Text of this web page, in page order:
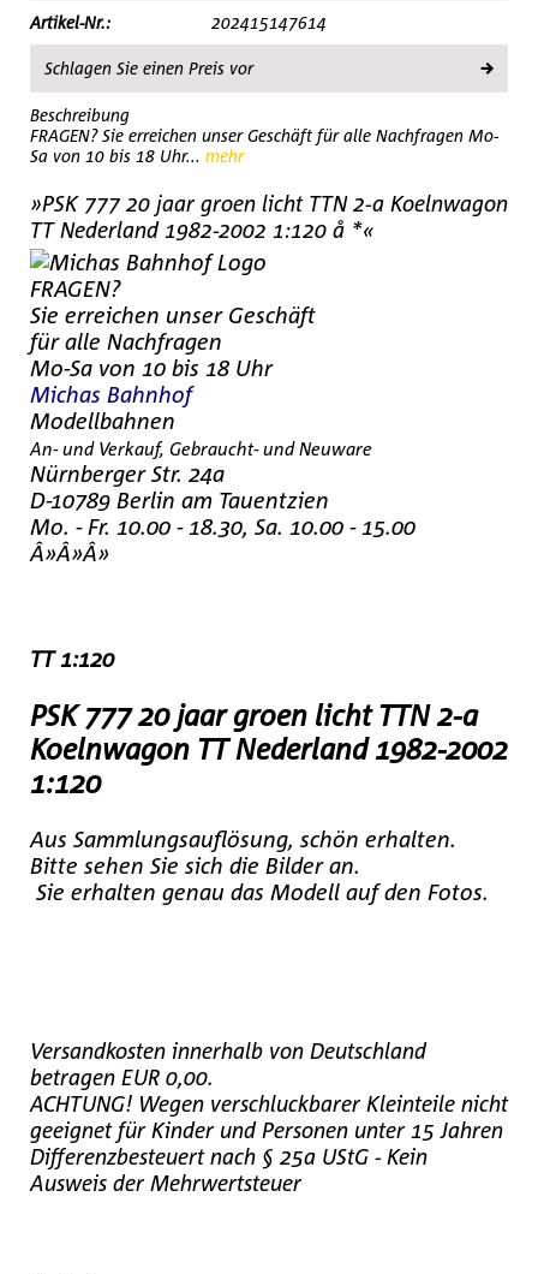
Artikel-Nr.: 202415147614
Schlagen Sie einen Preis vor
Beschreibung
FRAGEN? Sie erreichen unser Geschäft für alle Nachfragen Mo-
Sa von 10 bis 18 Uhr... mehr
»PSK 777 20 jaar groen licht TTN 2-a Koelnwagon
TT Nederland 1982-2002 1:120 å *«
FRAGEN?
Sie erreichen unser Geschäft
für alle Nachfragen
Mo-Sa von 10 bis 18 Uhr
Michas Bahnhof
Modellbahnen
An- und Verkauf, Gebraucht- und Neuware
Nürnberger Str. 24a
D-10789 Berlin am Tauentzien
Mo. - Fr. 10.00 - 18.30, Sa. 10.00 - 15.00
Â»Â»Â»
TT 1:120
PSK 777 20 jaar groen licht TTN 2-a
Koelnwagon TT Nederland 1982-2002
1:120
Aus Sammlungsauflösung, schön erhalten.
Bitte sehen Sie sich die Bilder an.
Sie erhalten genau das Modell auf den Fotos.
Versandkosten innerhalb von Deutschland
betragen EUR 0,00.
ACHTUNG! Wegen verschluckbarer Kleinteile nicht
geeignet für Kinder und Personen unter 15 Jahren
Differenzbesteuert nach § 25a UStG - Kein
Ausweis der Mehrwertsteuer